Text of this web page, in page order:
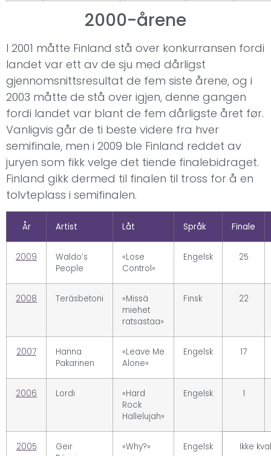
2000-årene
I 2001 måtte Finland stå over konkurransen fordi
landet var ett av de sju med dårligst
gjennomsnittsresultat de fem siste årene, og i
2003 måtte de stå over igjen, denne gangen
fordi landet var blant de fem dårligste året før.
Vanligvis går de ti beste videre fra hver
semifinale, men i 2009 ble Finland reddet av
juryen som fikk velge det tiende finalebidraget.
Finland gikk dermed til finalen til tross for å en
tolvteplass i semifinalen.
År Artist Låt Språk Finale
2009
Waldo’s
People
«Lose
Control»
Engelsk 25
2008 Teräsbetoni
«Missä
miehet
ratsastaa»
Finsk 22
2007
Hanna
Pakarinen
«Leave Me
Alone»
Engelsk 17
2006 Lordi
«Hard
Rock
Hallelujah»
Engelsk 1
2005
Geir
«Why?» Engelsk Ikke